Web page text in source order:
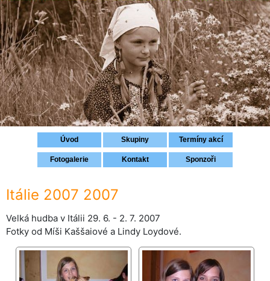
Přihlášení
Úvod Skupiny Termíny akcí
Fotogalerie Kontakt Sponzoři
Itálie 2007 2007
Velká hudba v Itálii 29. 6. - 2. 7. 2007
Fotky od Míši Kaššaiové a Lindy Loydové.